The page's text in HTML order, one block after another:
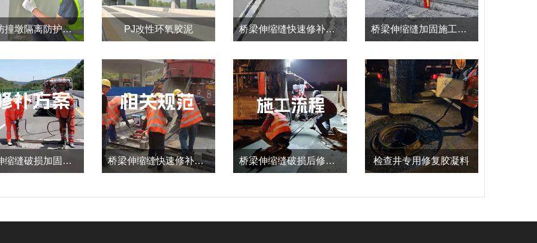
桥梁防撞墩隔离防护系统 PJ改性环氧胶泥 桥梁伸缩缝快速修补料产品使用说明 桥梁伸缩缝加固施工全流程：施工要点深度剖析
桥梁伸缩缝破损加固修补全攻略 桥梁伸缩缝快速修补料：性能、施工与验收规范全解析 桥梁伸缩缝破损后修复和养护施工方法 检查井专用修复胶凝料